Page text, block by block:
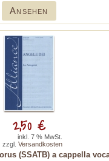
Ansehen
(SSATB) a cappella
2,50 €
inkl. 7 % MwSt.
zzgl. Versandkosten